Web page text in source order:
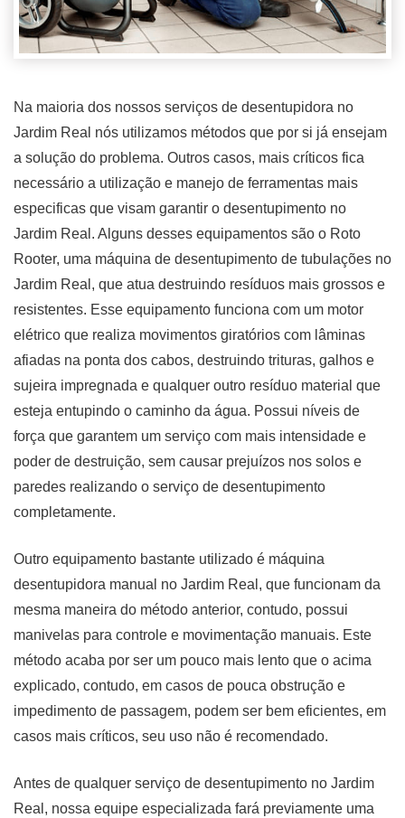
Na maioria dos nossos serviços de desentupidora no
Jardim Real nós utilizamos métodos que por si já ensejam
a solução do problema. Outros casos, mais críticos fica
necessário a utilização e manejo de ferramentas mais
especificas que visam garantir o desentupimento no
Jardim Real. Alguns desses equipamentos são o Roto
Rooter, uma máquina de desentupimento de tubulações no
Jardim Real, que atua destruindo resíduos mais grossos e
resistentes. Esse equipamento funciona com um motor
elétrico que realiza movimentos giratórios com lâminas
afiadas na ponta dos cabos, destruindo trituras, galhos e
sujeira impregnada e qualquer outro resíduo material que
esteja entupindo o caminho da água. Possui níveis de
força que garantem um serviço com mais intensidade e
poder de destruição, sem causar prejuízos nos solos e
paredes realizando o serviço de desentupimento
completamente.
Outro equipamento bastante utilizado é máquina
desentupidora manual no Jardim Real, que funcionam da
mesma maneira do método anterior, contudo, possui
manivelas para controle e movimentação manuais. Este
método acaba por ser um pouco mais lento que o acima
explicado, contudo, em casos de pouca obstrução e
impedimento de passagem, podem ser bem eficientes, em
casos mais críticos, seu uso não é recomendado.
Antes de qualquer serviço de desentupimento no Jardim
Real, nossa equipe especializada fará previamente uma